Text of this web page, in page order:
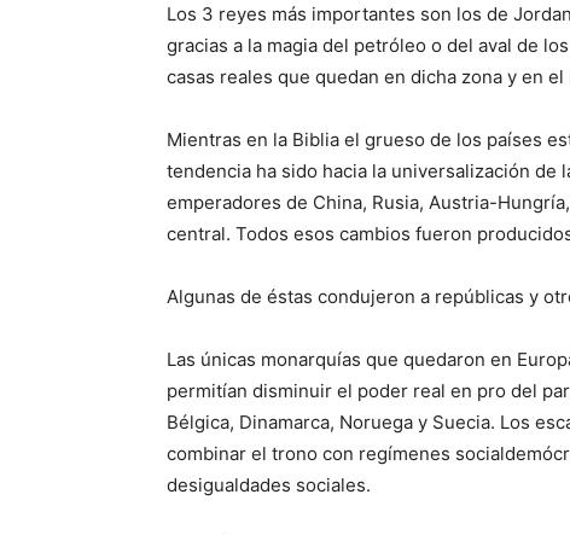
Los 3 reyes más importantes son los de
gracias a la magia del petróleo o del aval de
casas reales que quedan en dicha zona y en el
Mientras en la Biblia el grueso de los países
tendencia ha sido hacia la universalización de
emperadores de China, Rusia, Austria-
central. Todos esos cambios fueron
Algunas de éstas condujeron a repúblicas y
Las únicas monarquías que quedaron en
permitían disminuir el poder real en pro del
Bélgica, Dinamarca, Noruega y Suecia. Los
combinar el trono con regímenes
desigualdades sociales.